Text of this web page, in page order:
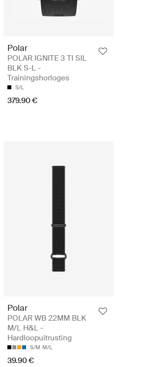
Polar
POLAR IGNITE 3 TI SIL
BLK S-L -
Trainingshorloges
S/L
379.90 €
Polar
POLAR WB 22MM BLK
M/L H&L -
Hardloopuitrusting
S/M M/L
39.90 €